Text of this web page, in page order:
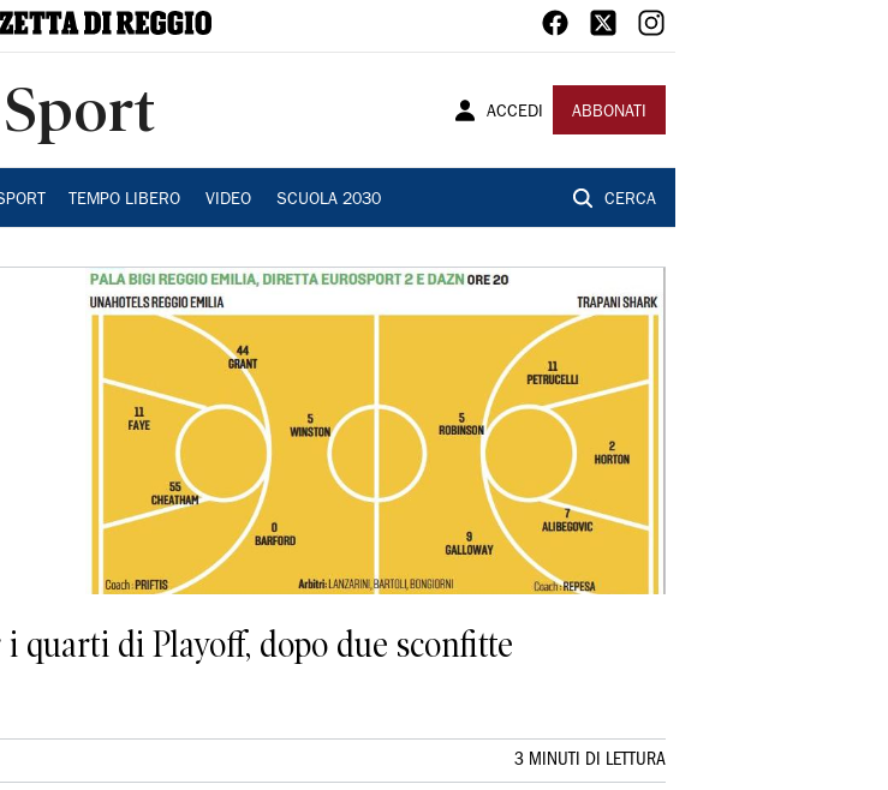
Sport ACCEDI ABBONATI
TEMPO LIBERO VIDEO SCUOLA 2030 CERCA
quarti di Playoff, dopo due sconfitte
3 MINUTI DI LETTURA